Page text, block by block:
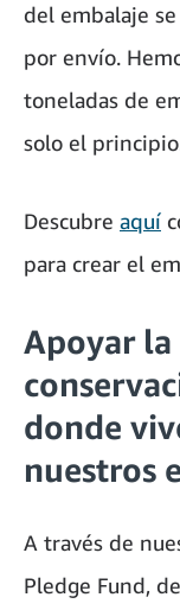
del embalaje
por envío.
toneladas de
solo el
Descubre aquí
para crear el
Apoyar
donde
nuestros
A través de
Pledge Fund,